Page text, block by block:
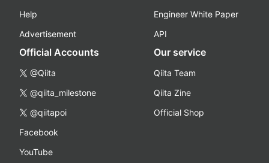
Help
Advertisement
Engineer White Paper
API
Official Accounts
@Qiita
@qiita_milestone
@qiitapoi
Facebook
YouTube
Our service
Qiita Team
Qiita Zine
Official Shop